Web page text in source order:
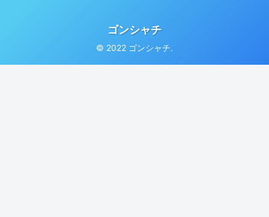
ゴンシャチ
© 2022 ゴンシャチ.